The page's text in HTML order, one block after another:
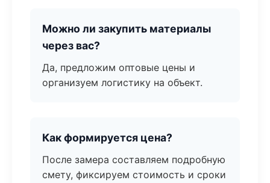
Можно ли закупить материалы
через вас?
Да, предложим оптовые цены и
организуем логистику на объект.
Как формируется цена?
После замера составляем подробную
смету, фиксируем стоимость и сроки